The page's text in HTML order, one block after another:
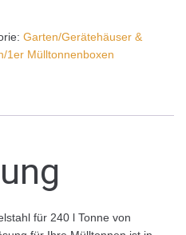
Garten/Gerätehäuser &
1er Mülltonnenboxen
für 240 l Tonne von